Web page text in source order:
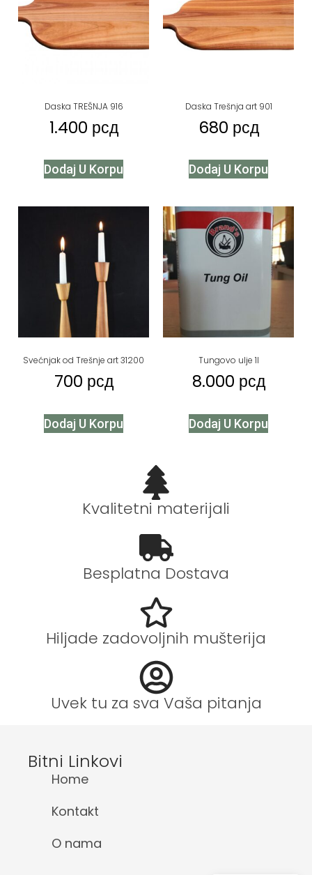
Daska TREŠNJA 916
1.400 рсд
Dodaj U Korpu
Daska Trešnja art 901
680 рсд
Dodaj U Korpu
Svećnjak od Trešnje art 31200
700 рсд
Dodaj U Korpu
Tungovo ulje 1l
8.000 рсд
Dodaj U Korpu
Kvalitetni materijali
Besplatna Dostava
Hiljade zadovoljnih mušterija
Uvek tu za sva Vaša pitanja
Bitni Linkovi
Home
Kontakt
O nama